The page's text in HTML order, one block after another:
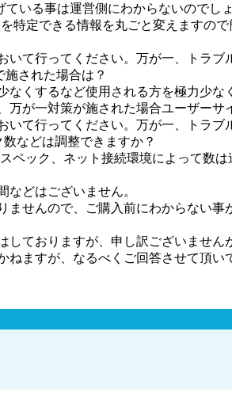
いる事は運営側にわからないのでし
特定できる情報を丸ごと変えますの
いて行ってください。万が一、トラ
された場合は？
なくするなど使用される方を極力少
万が一対策が施された場合ユーザーサ
いて行ってください。万が一、トラ
などは調整できますか？
ペック、ネット接続環境によって数は
などはございません。
ませんので、ご購入前にわからない事
しておりますが、申し訳ございませ
ねますが、なるべくご回答させて頂い